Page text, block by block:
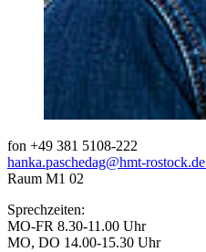
fon +49 381 5108-222
hanka.paschedag@hmt-rostock.de
Raum M1 02
Sprechzeiten:
MO-FR 8.30-11.00 Uhr
MO, DO 14.00-15.30 Uhr